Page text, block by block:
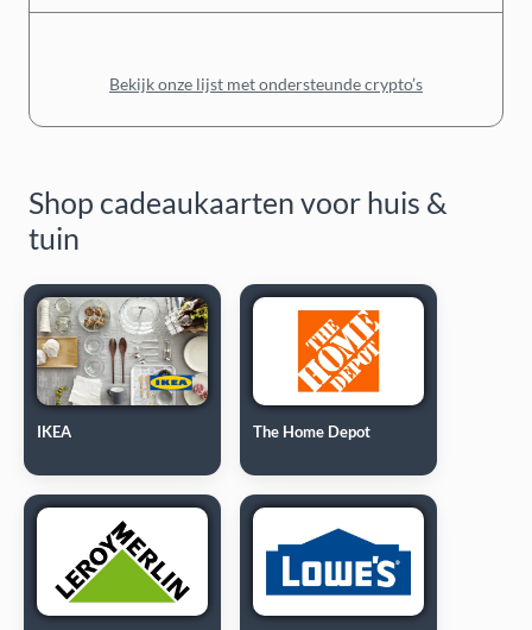
Bekijk onze lijst met ondersteunde crypto’s
Shop cadeaukaarten voor huis &
tuin
IKEA The Home Depot